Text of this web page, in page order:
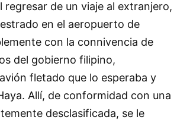
regresar de un viaje al extranjero,
en el aeropuerto de
con la connivencia de
del gobierno filipino,
fletado que lo esperaba y
Allí, de conformidad con una
desclasificada, se le